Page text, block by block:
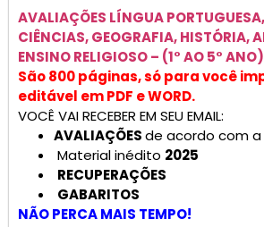
AVALIAÇÕES LÍNGUA
CIÊNCIAS, GEOGRAFIA, HISTÓRIA,
ENSINO RELIGIOSO – (1° AO 5° ANO)
São 800 páginas, só para você
editável em PDF e WORD.
VOCÊ VAI RECEBER EM SEU EMAIL:
AVALIAÇÕESde acordo com a
Material inédito 2025
RECUPERAÇÕES
GABARITOS
NÃO PERCA MAIS TEMPO!